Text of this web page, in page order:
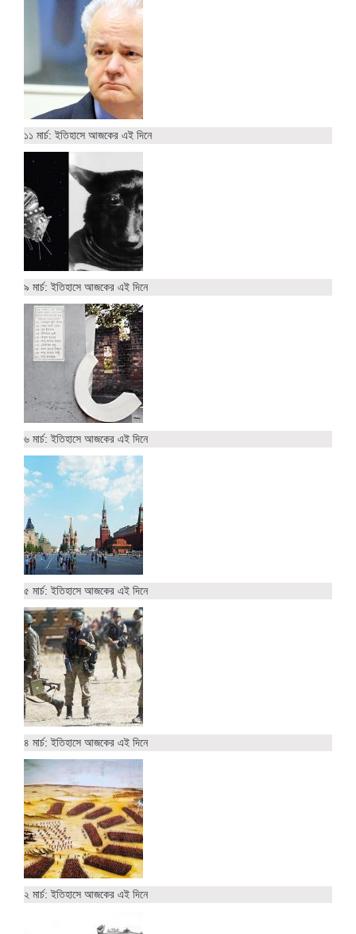
১১ মার্চ: ইতিহাসে আজকের এই দিনে
৯ মার্চ: ইতিহাসে আজকের এই দিনে
৬ মার্চ: ইতিহাসে আজকের এই দিনে
৫ মার্চ: ইতিহাসে আজকের এই দিনে
৪ মার্চ: ইতিহাসে আজকের এই দিনে
২ মার্চ: ইতিহাসে আজকের এই দিনে